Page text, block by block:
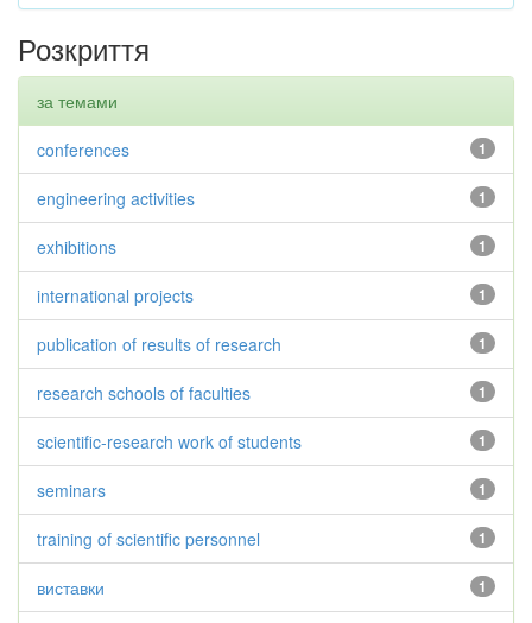
Розкриття
за темами
1
conferences
1
engineering activities
1
exhibitions
1
international projects
1
publication of results of research
1
research schools of faculties
1
scientific-research work of students
1
seminars
1
training of scientific personnel
1
виставки